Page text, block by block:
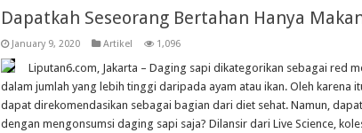
Dapatkah Seseorang Bertahan Hanya
January 9, 2020 Artikel 1,096
Liputan6.com, Jakarta – Daging sapi dikategorikan sebagai red
dalam jumlah yang lebih tinggi daripada ayam atau ikan. Oleh karena
dapat direkomendasikan sebagai bagian dari diet sehat. Namun,
dengan mengonsumsi daging sapi saja? Dilansir dari Live Science,